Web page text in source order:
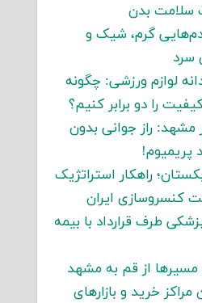
سلامت بدن
گرم، شیک و
سرد
لوازم ورزشی: چگونه
را دو برابر کنیم؟
مشهد: راز جوانی بدون
پریمیوم!
راهکار استراتژیک
کنسروسازی ایران
طرف قرارداد با بیمه
از قم به مشهد
خرید و بازارهای